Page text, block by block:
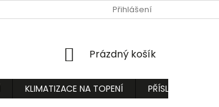
PODMÍNKY OCHRANY OSOBNÍCH ÚDAJŮ
Přihlášení
NÁKUPNÍ
Prázdný košík
KLIMATIZACE NA TOPENÍ
PŘÍSLUŠENSTVÍ